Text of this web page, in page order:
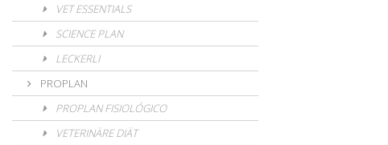
VET ESSENTIALS
SCIENCE PLAN
LECKERLI
PROPLAN
PROPLAN FISIOLÓGICO
VETERINÄRE DIÄT